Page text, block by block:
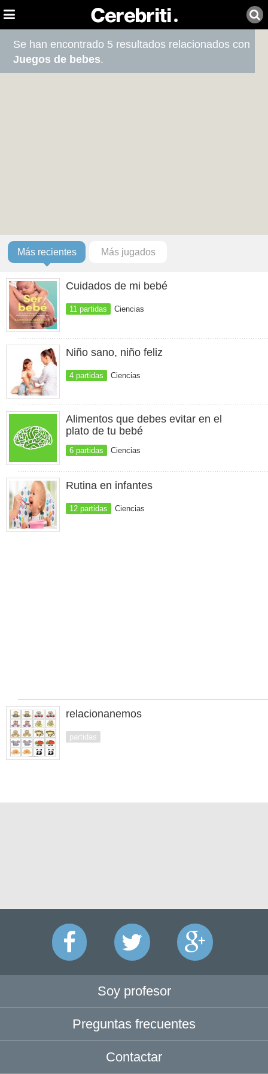
Se han encontrado 5 resultados relacionados con
Juegos de bebes.
Más recientes Más jugados
Cuidados de mi bebé
11 partidas Ciencias
Niño sano, niño feliz
4 partidas Ciencias
Alimentos que debes evitar en el
plato de tu bebé
6 partidas Ciencias
Rutina en infantes
12 partidas Ciencias
relacionanemos
partidas
Soy profesor
Preguntas frecuentes
Contactar